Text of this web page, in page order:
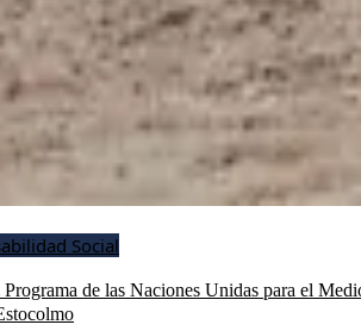
Social
de las Naciones Unidas para el